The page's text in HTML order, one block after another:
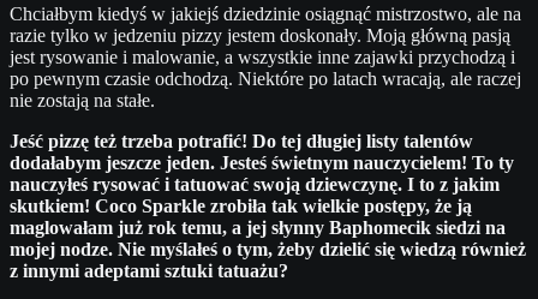
Chciałbym kiedyś w jakiejś dziedzinie osiągnąć mistrzostwo, ale na
razie tylko w jedzeniu pizzy jestem doskonały. Moją główną pasją
jest rysowanie i malowanie, a wszystkie inne zajawki przychodzą i
po pewnym czasie odchodzą. Niektóre po latach wracają, ale raczej
nie zostają na stałe.
Jeść pizzę też trzeba potrafić! Do tej długiej listy talentów
dodałabym jeszcze jeden. Jesteś świetnym nauczycielem! To ty
nauczyłeś rysować i tatuować swoją dziewczynę. I to z jakim
skutkiem! Coco Sparkle zrobiła tak wielkie postępy, że ją
maglowałam już rok temu, a jej słynny Baphomecik siedzi na
mojej nodze. Nie myślałeś o tym, żeby dzielić się wiedzą również
z innymi adeptami sztuki tatuażu?